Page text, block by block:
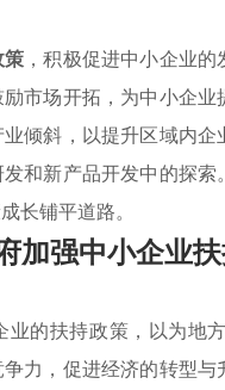
策 ，积极促进中小企业
市场开拓，为中小企
业倾斜，以提升区域内
和新产品开发中的探
长铺平道路。
加强中小企业
的扶持政策，以为地
争力，促进经济的转型